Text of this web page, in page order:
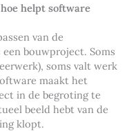
helpt software
van de
bouwproject. Soms
soms valt werk
maakt het
in de begroting te
beeld hebt van de
klopt.